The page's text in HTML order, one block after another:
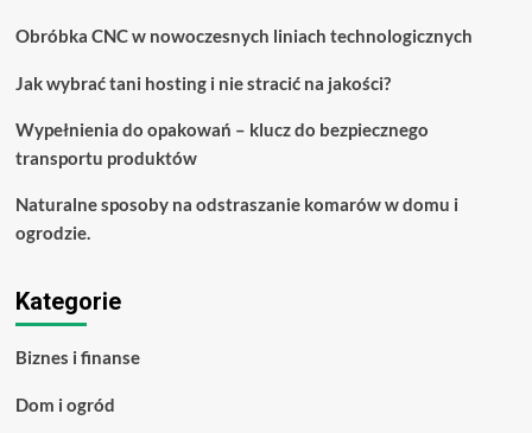
Obróbka CNC w nowoczesnych liniach technologicznych
Jak wybrać tani hosting i nie stracić na jakości?
Wypełnienia do opakowań – klucz do bezpiecznego
transportu produktów
Naturalne sposoby na odstraszanie komarów w domu i
ogrodzie.
Kategorie
Biznes i finanse
Dom i ogród